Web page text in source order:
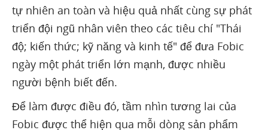
tự nhiên an toàn và hiệu quả nhất cùng sự phát
triển đội ngũ nhân viên theo các tiêu chí "Thái
độ; kiến thức; kỹ năng và kinh tế" để đưa Fobic
ngày một phát triển lớn mạnh, được nhiều
người bệnh biết đến.
Để làm được điều đó, tầm nhìn tương lai của
Fobic được thể hiện qua mỗi dòng sản phẩm